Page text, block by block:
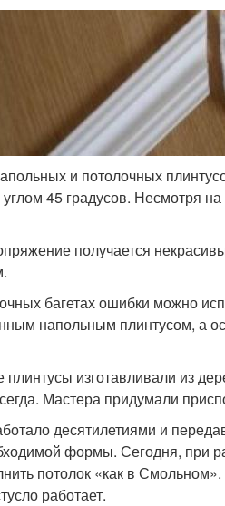
и потолочных
45 градусов. Несмотря на
получается
багетах ошибки можно
напольным плинтусом, а
плинтусы изготавливали из
Мастера придумали
десятилетиями и
формы. Сегодня, при
потолок «как в Смольном».
работает.